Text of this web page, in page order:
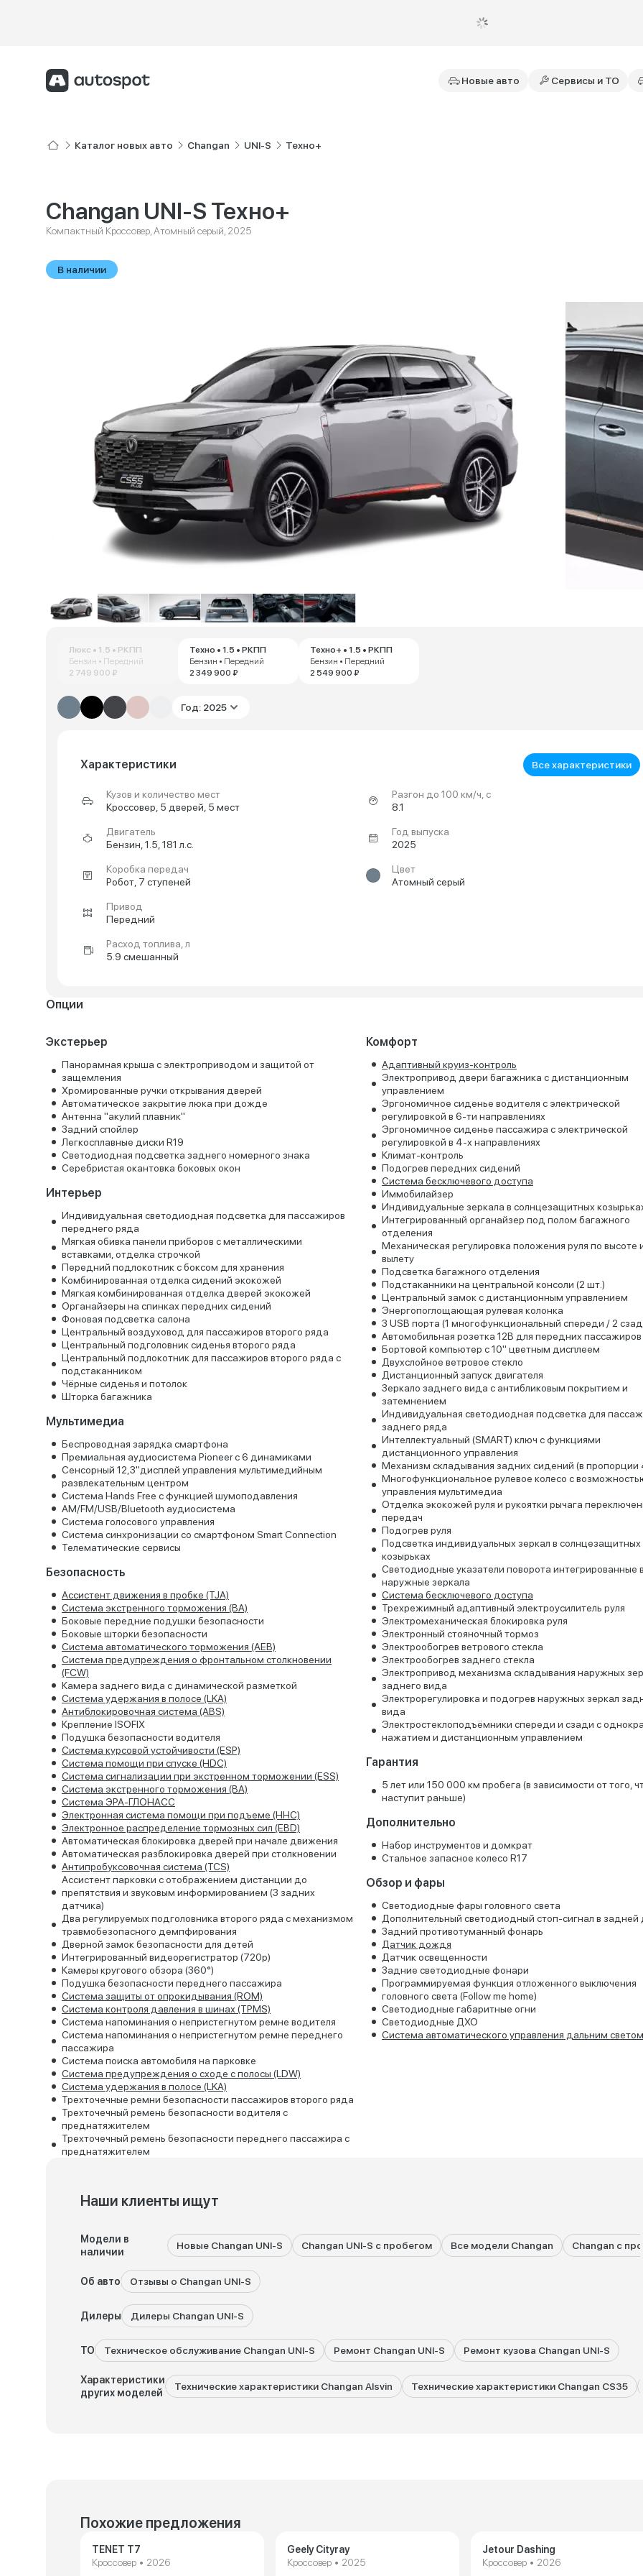
Новые авто Сервисы и ТО
Каталог новых авто Changan UNI-S Техно+
Changan UNI-S Техно+
Компактный Кроссовер, Атомный серый, 2025
В наличии
Люкс • 1.5 • РКПП
Бензин • Передний
2 749 900 ₽
Техно • 1.5 • РКПП
Бензин • Передний
2 349 900 ₽
Техно+ • 1.5 • РКПП
Бензин • Передний
2 549 900 ₽
Год: 2025
Характеристики Все характеристики
Кузов и количество мест
Кроссовер, 5 дверей, 5 мест
Двигатель
Бензин, 1.5, 181 л.с.
Коробка передач
Робот, 7 ступеней
Привод
Передний
Расход топлива, л
5.9 смешанный
Разгон до 100 км/ч, с
8.1
Год выпуска
2025
Цвет
Атомный серый
Опции
Экстерьер
Панорамная крыша с электроприводом и защитой от
защемления
Хромированные ручки открывания дверей
Автоматическое закрытие люка при дожде
Антенна "акулий плавник"
Задний спойлер
Легкосплавные диски R19
Светодиодная подсветка заднего номерного знака
Серебристая окантовка боковых окон
Интерьер
Индивидуальная светодиодная подсветка для пассажиров
переднего ряда
Мягкая обивка панели приборов с металлическими
вставками, отделка строчкой
Передний подлокотник с боксом для хранения
Комбинированная отделка сидений экокожей
Мягкая комбинированная отделка дверей экокожей
Органайзеры на спинках передних сидений
Фоновая подсветка салона
Центральный воздуховод для пассажиров второго ряда
Центральный подголовник сиденья второго ряда
Центральный подлокотник для пассажиров второго ряда с
подстаканником
Чёрные сиденья и потолок
Шторка багажника
Мультимедиа
Беспроводная зарядка смартфона
Премиальная аудиосистема Pioneer с 6 динамиками
Сенсорный 12,3"дисплей управления мультимедийным
развлекательным центром
Система Hands Free с функцией шумоподавления
AM/FM/USB/Bluetooth аудиосистема
Система голосового управления
Система синхронизации со смартфоном Smart Connection
Телематические сервисы
Безопасность
Ассистент движения в пробке (TJA)
Система экстренного торможения (BA)
Боковые передние подушки безопасности
Боковые шторки безопасности
Система автоматического торможения (AEB)
Система предупреждения о фронтальном столкновении
(FCW)
Камера заднего вида с динамической разметкой
Система удержания в полосе (LKA)
Антиблокировочная система (ABS)
Крепление ISOFIX
Подушка безопасности водителя
Система курсовой устойчивости (ESP)
Система помощи при спуске (HDC)
Система сигнализации при экстренном торможении (ESS)
Система экстренного торможения (BA)
Система ЭРА-ГЛОНАСС
Электронная система помощи при подъеме (HHC)
Электронное распределение тормозных сил (EBD)
Автоматическая блокировка дверей при начале движения
Автоматическая разблокировка дверей при столкновении
Антипробуксовочная система (TCS)
Ассистент парковки c отображением дистанции до
препятствия и звуковым информированием (3 задних
датчика)
Два регулируемых подголовника второго ряда с механизмом
травмобезопасного демпфирования
Дверной замок безопасности для детей
Интегрированный видеорегистратор (720p)
Камеры кругового обзора (360°)
Подушка безопасности переднего пассажира
Система защиты от опрокидывания (ROM)
Система контроля давления в шинах (TPMS)
Система напоминания о непристегнутом ремне водителя
Система напоминания о непристегнутом ремне переднего
пассажира
Система поиска автомобиля на парковке
Система предупреждения о сходе с полосы (LDW)
Система удержания в полосе (LKA)
Трехточечные ремни безопасности пассажиров второго ряда
Трехточечный ремень безопасности водителя с
преднатяжителем
Трехточечный ремень безопасности переднего пассажира с
преднатяжителем
Комфорт
Адаптивный круиз-контроль
Электропривод двери багажника с дистанционным
управлением
Эргономичное сиденье водителя с электрической
регулировкой в 6-ти направлениях
Эргономичное сиденье пассажира с электрической
регулировкой в 4-х направлениях
Климат-контроль
Подогрев передних сидений
Система бесключевого доступа
Иммобилайзер
Индивидуальные зеркала в солнцезащитных
Интегрированный органайзер под полом багажного
отделения
Механическая регулировка положения руля по высоте
вылету
Подсветка багажного отделения
Подстаканники на центральной консоли (2 шт.)
Центральный замок с дистанционным управлением
Энергопоглощающая рулевая колонка
3 USB порта (1 многофункциональный спереди / 2
Автомобильная розетка 12В для передних пассажиров
Бортовой компьютер с 10" цветным дисплеем
Двухслойное ветровое стекло
Дистанционный запуск двигателя
Зеркало заднего вида с антибликовым покрытием и
затемнением
Индивидуальная светодиодная подсветка для
заднего ряда
Интеллектуальный (SMART) ключ с функциями
дистанционного управления
Механизм складывания задних сидений (в
Многофункциональное рулевое колесо с
управления мультимедиа
Отделка экокожей руля и рукоятки рычага
передач
Подогрев руля
Подсветка индивидуальных зеркал в солнцезащитных
козырьках
Светодиодные указатели поворота интегрированные в
наружные зеркала
Система бесключевого доступа
Трехрежимный адаптивный электроусилитель руля
Электромеханическая блокировка руля
Электронный стояночный тормоз
Электрообогрев ветрового стекла
Электрообогрев заднего стекла
Электропривод механизма складывания наружных
заднего вида
Электрорегулировка и подогрев наружных зеркал
вида
Электростеклоподъёмники спереди и сзади с
нажатием и дистанционным управлением
Гарантия
5 лет или 150 000 км пробега (в зависимости от того,
наступит раньше)
Дополнительно
Набор инструментов и домкрат
Стальное запасное колесо R17
Обзор и фары
Светодиодные фары головного света
Дополнительный светодиодный стоп-сигнал в задней
Задний противотуманный фонарь
Датчик дождя
Датчик освещенности
Задние светодиодные фонари
Программируемая функция отложенного выключения
головного света (Follow me home)
Светодиодные габаритные огни
Светодиодные ДХО
Система автоматического управления дальним
Наши клиенты ищут
Модели в
наличии
Новые Changan UNI-S Changan UNI-S с пробегом Все модели Changan Changan с
Об авто Отзывы о Changan UNI-S
Дилеры Дилеры Changan UNI-S
ТО Техническое обслуживание Changan UNI-S Ремонт Changan UNI-S Ремонт кузова Changan UNI-S
Характеристики
других моделей
Технические характеристики Changan Alsvin Технические характеристики Changan CS35
Похожие предложения
TENET T7
Кроссовер • 2026
Geely Cityray
Кроссовер • 2025
Jetour Dashing
Кроссовер • 2026